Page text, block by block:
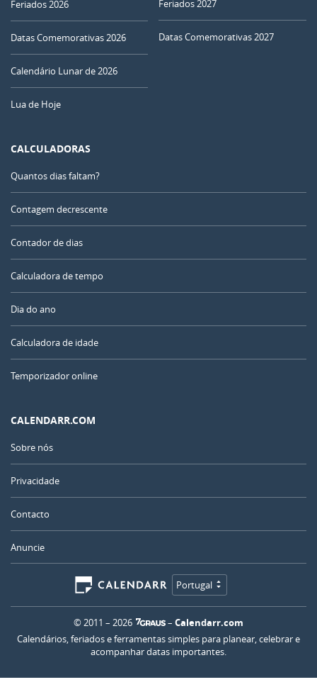
Feriados 2026
Datas Comemorativas 2026
Calendário Lunar de 2026
Lua de Hoje
Feriados 2027
Datas Comemorativas 2027
CALCULADORAS
Quantos dias faltam?
Contagem decrescente
Contador de dias
Calculadora de tempo
Dia do ano
Calculadora de idade
Temporizador online
CALENDARR.COM
Sobre nós
Privacidade
Contacto
Anuncie
Portugal
© 2011 – 2026 – Calendarr.com
Calendários, feriados e ferramentas simples para planear, celebrar e
acompanhar datas importantes.